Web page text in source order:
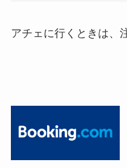
アチェに行くときは、